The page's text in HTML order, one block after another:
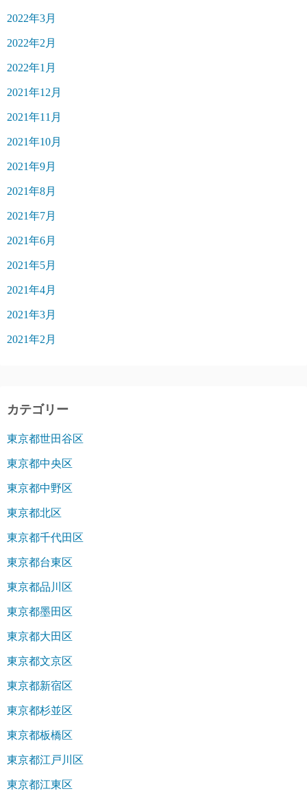
2022年3月
2022年2月
2022年1月
2021年12月
2021年11月
2021年10月
2021年9月
2021年8月
2021年7月
2021年6月
2021年5月
2021年4月
2021年3月
2021年2月
カテゴリー
東京都世田谷区
東京都中央区
東京都中野区
東京都北区
東京都千代田区
東京都台東区
東京都品川区
東京都墨田区
東京都大田区
東京都文京区
東京都新宿区
東京都杉並区
東京都板橋区
東京都江戸川区
東京都江東区